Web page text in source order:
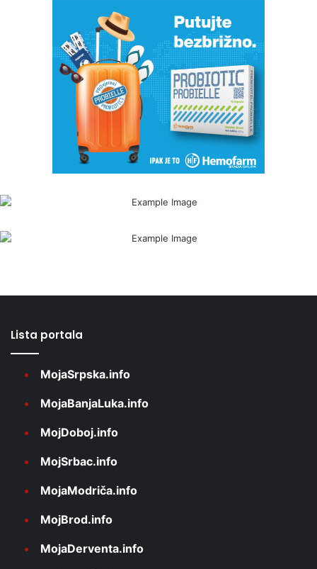
Lista portala
MojaSrpska.info
MojaBanjaLuka.info
MojDoboj.info
MojSrbac.info
MojaModriča.info
MojBrod.info
MojaDerventa.info